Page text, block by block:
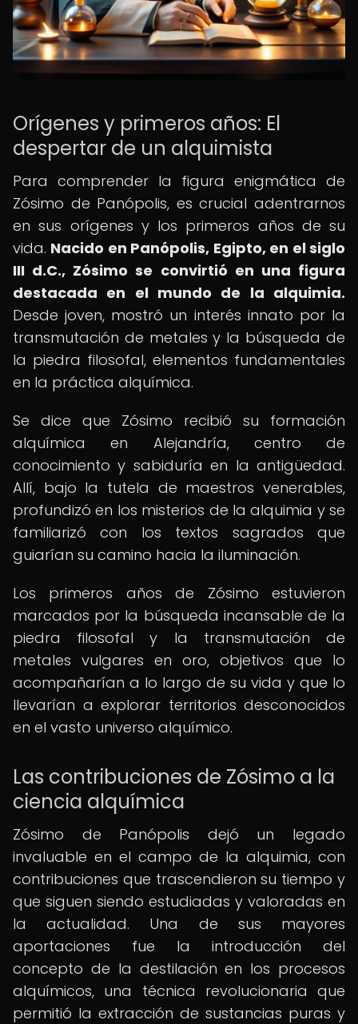
Orígenes y primeros años: El
despertar de un alquimista
Para comprender la figura enigmática de
Zósimo de Panópolis, es crucial adentrarnos
en sus orígenes y los primeros años de su
vida. Nacido en Panópolis, Egipto, en el siglo
III d.C., Zósimo se convirtió en una figura
destacada en el mundo de la alquimia.
Desde joven, mostró un interés innato por la
transmutación de metales y la búsqueda de
la piedra filosofal, elementos fundamentales
en la práctica alquímica.
Se dice que Zósimo recibió su formación
alquímica en Alejandría, centro de
conocimiento y sabiduría en la antigüedad.
Allí, bajo la tutela de maestros venerables,
profundizó en los misterios de la alquimia y se
familiarizó con los textos sagrados que
guiarían su camino hacia la iluminación.
Los primeros años de Zósimo estuvieron
marcados por la búsqueda incansable de la
piedra filosofal y la transmutación de
metales vulgares en oro, objetivos que lo
acompañarían a lo largo de su vida y que lo
llevarían a explorar territorios desconocidos
en el vasto universo alquímico.
Las contribuciones de Zósimo a la
ciencia alquímica
Zósimo de Panópolis dejó un legado
invaluable en el campo de la alquimia, con
contribuciones que trascendieron su tiempo y
que siguen siendo estudiadas y valoradas en
la actualidad. Una de sus mayores
aportaciones fue la introducción del
concepto de la destilación en los procesos
alquímicos, una técnica revolucionaria que
permitió la extracción de sustancias puras y